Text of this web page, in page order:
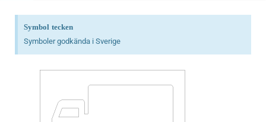
Symbol tecken
Symboler godkända i Sverige